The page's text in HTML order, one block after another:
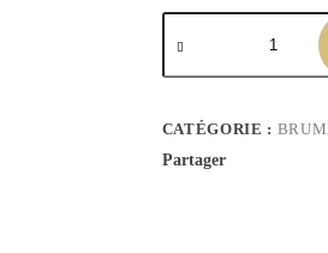
CATÉGORIE :
Partager